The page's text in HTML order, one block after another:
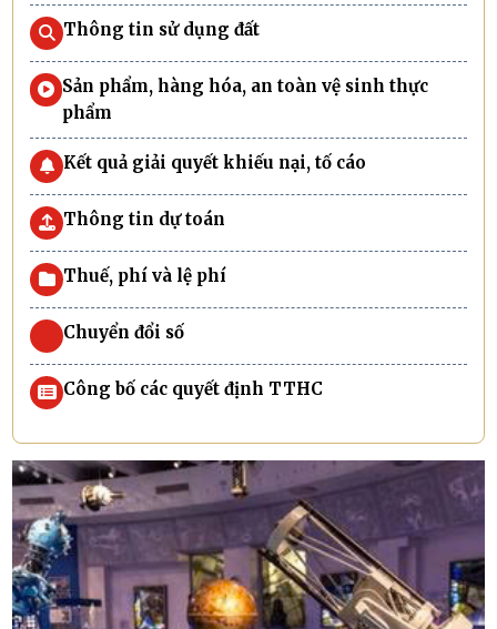
Thông tin sử dụng đất
Sản phẩm, hàng hóa, an toàn vệ sinh thực
phẩm
Kết quả giải quyết khiếu nại, tố cáo
Thông tin dự toán
Thuế, phí và lệ phí
Chuyển đổi số
Công bố các quyết định TTHC